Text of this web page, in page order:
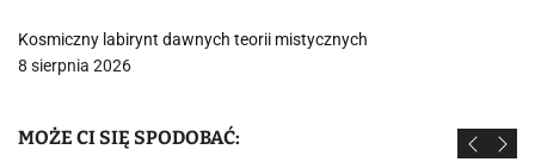
Kosmiczny labirynt dawnych teorii mistycznych
8 sierpnia 2026
MOŻE CI SIĘ SPODOBAĆ: